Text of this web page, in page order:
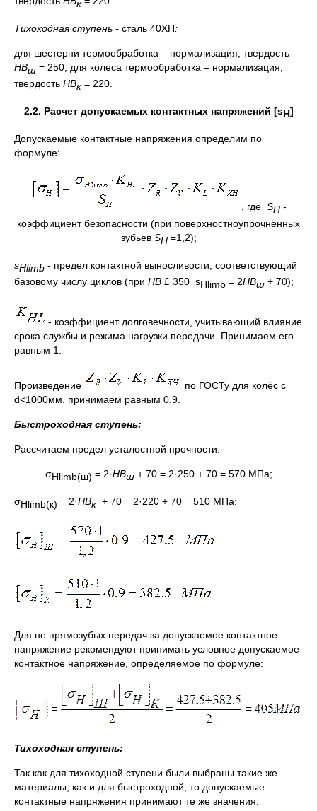
к
Тихоходная ступень - сталь 40ХН:
для шестерни термообработка – нормализация, твердость
НВш = 250, для колеса термообработка – нормализация,
твердость НВк = 220.
2.2. Расчет допускаемых контактных напряжений [sH]
Допускаемые контактные напряжения определим по
формуле:
, где SH -
коэффициент безопасности (при поверхностноупрочнённых
зубьев SH=1,2);
sНlimb - предел контактной выносливости, соответствующий
базовому числу циклов (при НВ £ 350 sНlimb = 2HBш + 70);
- коэффициент долговечности, учитывающий влияние
срока службы и режима нагрузки передачи. Принимаем его
равным 1.
Произведение
по ГОСТу для колёс с
d<1000мм. принимаем равным 0.9.
Быстроходная ступень:
Рассчитаем предел усталостной прочности:
σHlimb(ш) = 2·НВш + 70 = 2·250 + 70 = 570 МПа;
σHlimb(к) = 2·НВк + 70 = 2·220 + 70 = 510 МПа;
Для не прямозубых передач за допускаемое контактное
напряжение рекомендуют принимать условное допускаемое
контактное напряжение, определяемое по формуле:
Тихоходная ступень:
Так как для тихоходной ступени были выбраны такие же
материалы, как и для быстроходной, то допускаемые
контактные напряжения принимают те же значения.